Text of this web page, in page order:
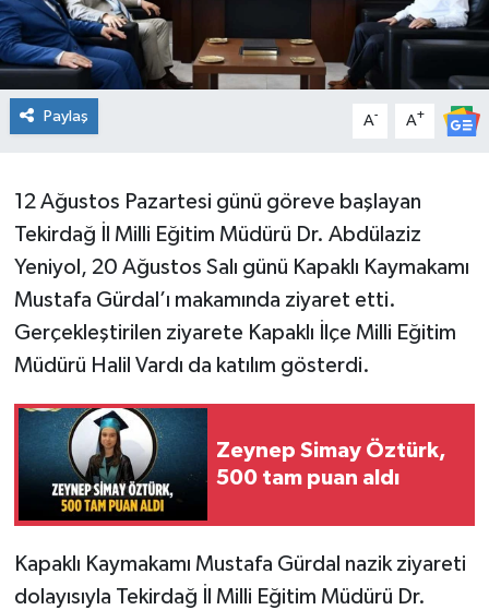
Paylaş A- A+
12 Ağustos Pazartesi günü göreve başlayan
Tekirdağ İl Milli Eğitim Müdürü Dr. Abdülaziz
Yeniyol, 20 Ağustos Salı günü Kapaklı Kaymakamı
Mustafa Gürdal’ı makamında ziyaret etti.
Gerçekleştirilen ziyarete Kapaklı İlçe Milli Eğitim
Müdürü Halil Vardı da katılım gösterdi.
Zeynep Simay Öztürk,
500 tam puan aldı
Kapaklı Kaymakamı Mustafa Gürdal nazik ziyareti
dolayısıyla Tekirdağ İl Milli Eğitim Müdürü Dr.